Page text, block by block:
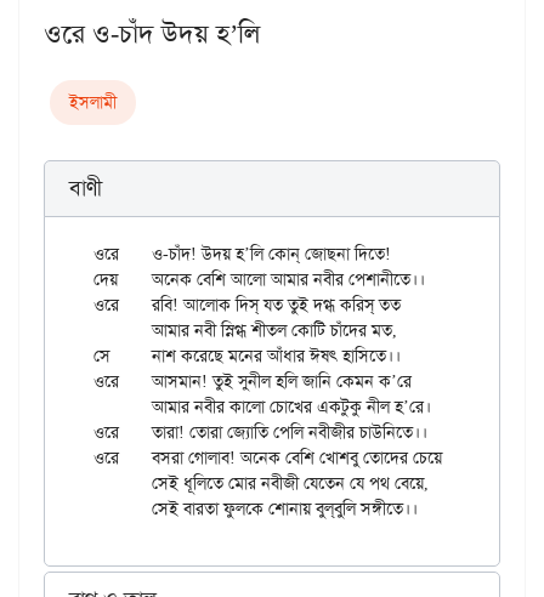
ওরে ও-চাঁদ উদয় হ’লি
ইসলামী
বাণী
ওরে	ও-চাঁদ! উদয় হ’লি কোন্ জোছনা দিতে!
দেয়	অনেক বেশি আলো আমার নবীর পেশানীতে।।
ওরে	রবি! আলোক দিস্ যত তুই দগ্ধ করিস্ তত
	আমার নবী স্নিগ্ধ শীতল কোটি চাঁদের মত,
সে	নাশ করেছে মনের আঁধার ঈষৎ হাসিতে।।
ওরে	আসমান! তুই সুনীল হলি জানি কেমন ক’রে
	আমার নবীর কালো চোখের একটুকু নীল হ’রে।
ওরে	তারা! তোরা জ্যোতি পেলি নবীজীর চাউনিতে।।
ওরে	বসরা গোলাব! অনেক বেশি খোশবু তোদের চেয়ে